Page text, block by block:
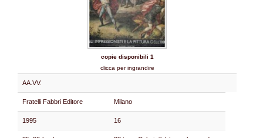
copie disponibili 1
clicca per ingrandire
AA.VV.
Fratelli Fabbri Editore Milano
1995 16